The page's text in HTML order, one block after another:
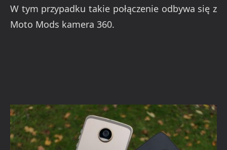
W tym przypadku takie połączenie odbywa się z
Moto Mods kamera 360.